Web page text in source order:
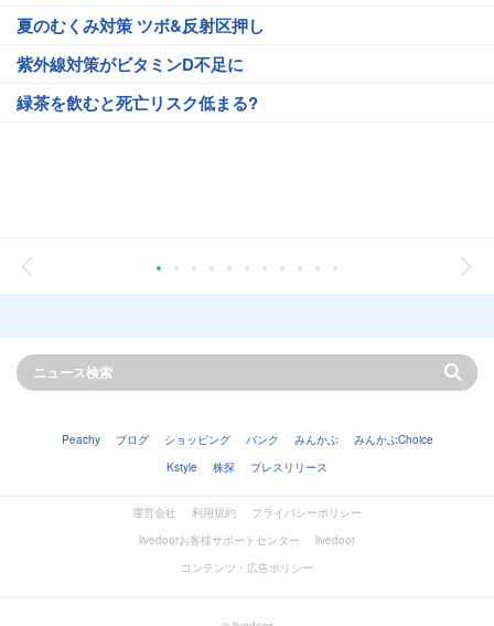
夏のむくみ対策 ツボ&反射区押し
紫外線対策がビタミンD不足に
緑茶を飲むと死亡リスク低まる?
Peachy ブログ ショッピング バンク みんかぶ
みんかぶChoice
Kstyle
株探 プレスリリース
運営会社 利用規約
プライバシーポリシー
livedoorお客様サポートセンター
livedoor
コンテンツ・広告ポリシー